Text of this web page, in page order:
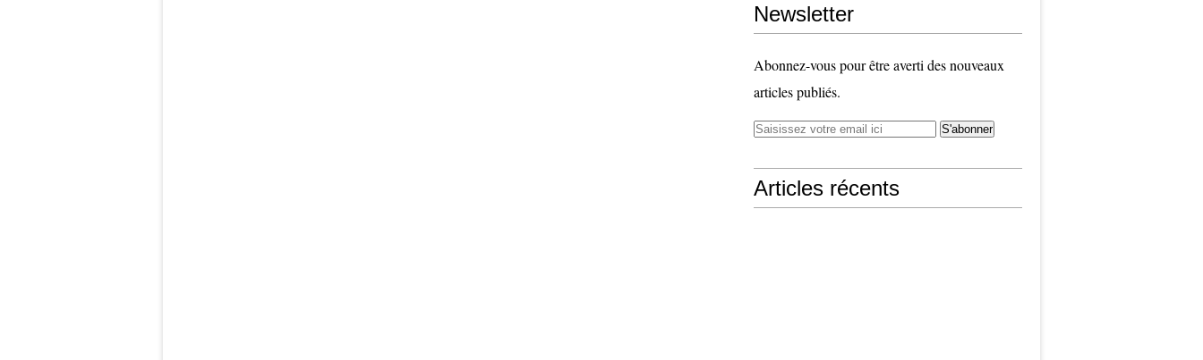
Newsletter
Abonnez-vous pour être averti des nouveaux
articles publiés.
Articles récents